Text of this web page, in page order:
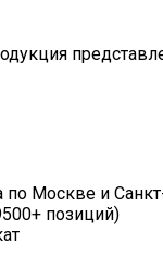
по Москве и
позиций)